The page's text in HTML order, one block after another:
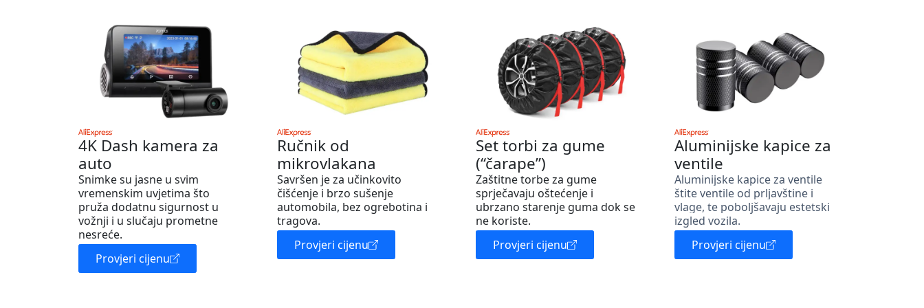
4K Dash kamera za
auto
Snimke su jasne u svim
vremenskim uvjetima što
pruža dodatnu sigurnost u
vožnji i u slučaju prometne
nesreće.
Provjeri cijenu
Ručnik od
mikrovlakana
Savršen je za učinkovito
čišćenje i brzo sušenje
automobila, bez ogrebotina i
tragova.
Provjeri cijenu
Set torbi za gume
(“čarape”)
Zaštitne torbe za gume
sprječavaju oštećenje i
ubrzano starenje guma dok se
ne koriste.
Provjeri cijenu
Aluminijske kapice za
ventile
Aluminijske kapice za ventile
štite ventile od prljavštine i
vlage, te poboljšavaju estetski
izgled vozila.
Provjeri cijenu